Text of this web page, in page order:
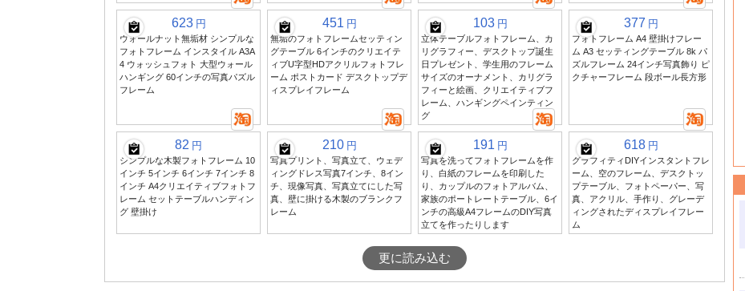
623 円
ウォールナット無垢材 シンプルな
フォトフレーム インスタイル A3A
4 ウォッシュフォト 大型ウォール
ハンギング 60インチの写真パズル
フレーム
451 円
無垢のフォトフレームセッティン
グテーブル 6インチのクリエイテ
ィブU字型HDアクリルフォトフレ
ーム ポストカード デスクトップデ
ィスプレイフレーム
103 円
立体テーブルフォトフレーム、カ
リグラフィー、デスクトップ誕生
日プレゼント、学生用のフレーム
サイズのオーナメント、カリグラ
フィーと絵画、クリエイティブフ
レーム、ハンギングペインティン
グ
377 円
フォトフレーム A4 壁掛けフレー
ム A3 セッティングテーブル 8k パ
ズルフレーム 24インチ写真飾り ピ
クチャーフレーム 段ボール長方形
82 円
シンプルな木製フォトフレーム 10
インチ 5インチ 6インチ 7インチ 8
インチ A4クリエイティブフォトフ
レーム セットテーブルハンディン
グ 壁掛け
210 円
写真プリント、写真立て、ウェデ
ィングドレス写真7インチ、8イン
チ、現像写真、写真立てにした写
真、壁に掛ける木製のブランクフ
レーム
191 円
写真を洗ってフォトフレームを作
り、白紙のフレームを印刷した
り、カップルのフォトアルバム、
家族のポートレートテーブル、6イ
ンチの高級A4フレームのDIY写真
立てを作ったりします
618 円
グラフィティDIYインスタントフレ
ーム、空のフレーム、デスクトッ
プテーブル、フォトペーパー、写
真、アクリル、手作り、グレーデ
ィングされたディスプレイフレー
ム
更に読み込む